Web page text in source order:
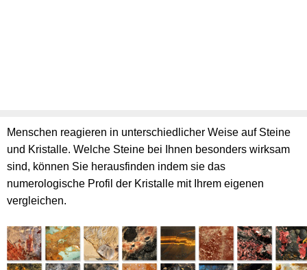
Menschen reagieren in unterschiedlicher Weise auf Steine
und Kristalle. Welche Steine bei Ihnen besonders wirksam
sind, können Sie herausfinden indem sie das
numerologische Profil der Kristalle mit Ihrem eigenen
vergleichen.